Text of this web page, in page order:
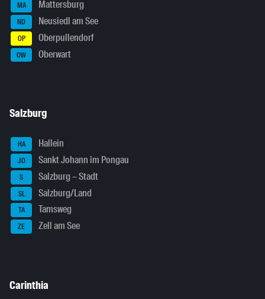
MA Mattersburg
ND Neusiedl am See
OP Oberpullendorf
OW Oberwart
Salzburg
HA Hallein
JO Sankt Johann im Pongau
S Salzburg – Stadt
SL Salzburg/Land
TA Tamsweg
ZE Zell am See
Carinthia